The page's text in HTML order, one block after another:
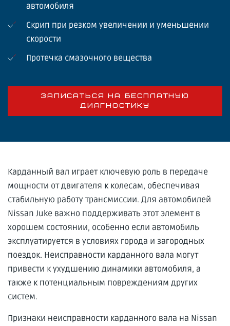
автомобиля
Скрип при резком увеличении и уменьшении
скорости
Протечка смазочного вещества
ЗАПИСАТЬСЯ НА БЕСПЛАТНУЮ
ДИАГНОСТИКУ
Карданный вал играет ключевую роль в передаче
мощности от двигателя к колесам, обеспечивая
стабильную работу трансмиссии. Для автомобилей
Nissan Juke важно поддерживать этот элемент в
хорошем состоянии, особенно если автомобиль
эксплуатируется в условиях города и загородных
поездок. Неисправности карданного вала могут
привести к ухудшению динамики автомобиля, а
также к потенциальным повреждениям других
систем.
Признаки неисправности карданного вала на Nissan